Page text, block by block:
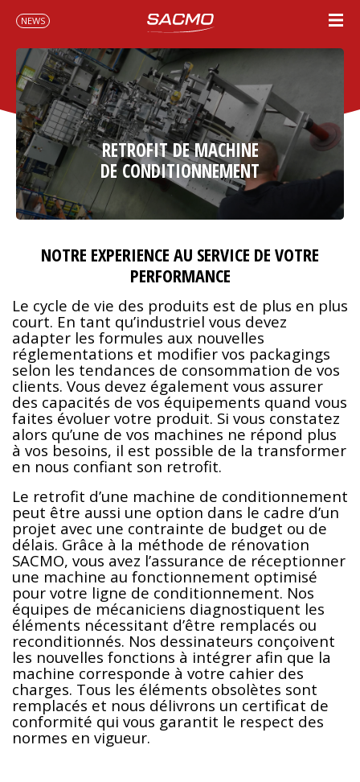
NEWS
RETROFIT DE MACHINE
DE CONDITIONNEMENT
NOTRE EXPERIENCE AU SERVICE DE VOTRE
PERFORMANCE
Le cycle de vie des produits est de plus en plus
court. En tant qu’industriel vous devez
adapter les formules aux nouvelles
réglementations et modifier vos packagings
selon les tendances de consommation de vos
clients. Vous devez également vous assurer
des capacités de vos équipements quand vous
faites évoluer votre produit. Si vous constatez
alors qu’une de vos machines ne répond plus
à vos besoins, il est possible de la transformer
en nous confiant son retrofit.
Le retrofit d’une machine de conditionnement
peut être aussi une option dans le cadre d’un
projet avec une contrainte de budget ou de
délais. Grâce à la méthode de rénovation
SACMO, vous avez l’assurance de réceptionner
une machine au fonctionnement optimisé
pour votre ligne de conditionnement. Nos
équipes de mécaniciens diagnostiquent les
éléments nécessitant d’être remplacés ou
reconditionnés. Nos dessinateurs conçoivent
les nouvelles fonctions à intégrer afin que la
machine corresponde à votre cahier des
charges. Tous les éléments obsolètes sont
remplacés et nous délivrons un certificat de
conformité qui vous garantit le respect des
normes en vigueur.